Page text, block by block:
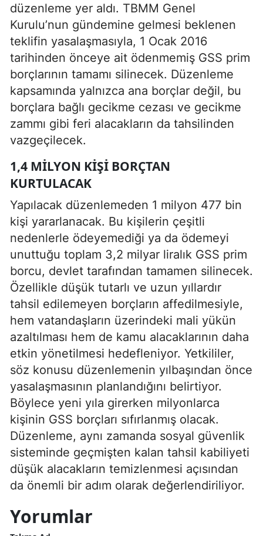
düzenleme yer aldı. TBMM Genel
Kurulu’nun gündemine gelmesi beklenen
teklifin yasalaşmasıyla, 1 Ocak 2016
tarihinden önceye ait ödenmemiş GSS prim
borçlarının tamamı silinecek. Düzenleme
kapsamında yalnızca ana borçlar değil, bu
borçlara bağlı gecikme cezası ve gecikme
zammı gibi feri alacakların da tahsilinden
vazgeçilecek.
1,4 MILYON KIŞI BORÇTAN
KURTULACAK
Yapılacak düzenlemeden 1 milyon 477 bin
kişi yararlanacak. Bu kişilerin çeşitli
nedenlerle ödeyemediği ya da ödemeyi
unuttuğu toplam 3,2 milyar liralık GSS prim
borcu, devlet tarafından tamamen silinecek.
Özellikle düşük tutarlı ve uzun yıllardır
tahsil edilemeyen borçların affedilmesiyle,
hem vatandaşların üzerindeki mali yükün
azaltılması hem de kamu alacaklarının daha
etkin yönetilmesi hedefleniyor. Yetkililer,
söz konusu düzenlemenin yılbaşından önce
yasalaşmasının planlandığını belirtiyor.
Böylece yeni yıla girerken milyonlarca
kişinin GSS borçları sıfırlanmış olacak.
Düzenleme, aynı zamanda sosyal güvenlik
sisteminde geçmişten kalan tahsil kabiliyeti
düşük alacakların temizlenmesi açısından
da önemli bir adım olarak değerlendiriliyor.
Yorumlar